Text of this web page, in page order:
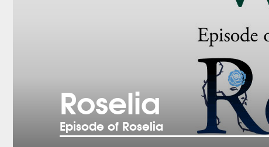
Roselia
Episode of Roselia